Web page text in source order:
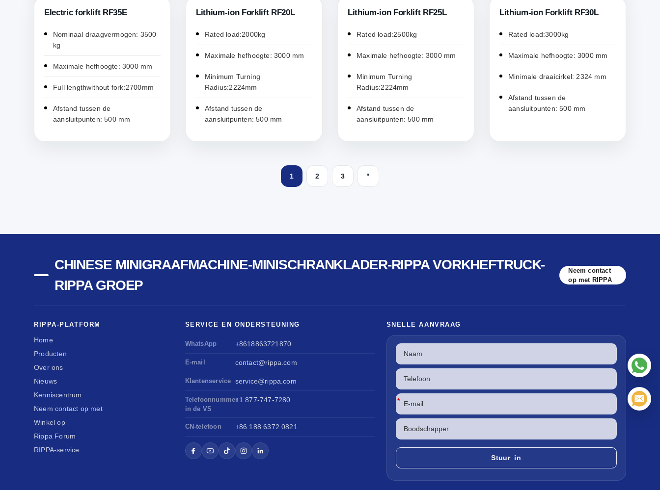
Electric forklift RF35E
Nominaal draagvermogen: 3500
kg
Maximale hefhoogte: 3000 mm
Full lengthwithout fork:2700mm
Afstand tussen de
aansluitpunten: 500 mm
Lithium-ion Forklift RF20L
Rated load:2000kg
Maximale hefhoogte: 3000 mm
Minimum Turning
Radius:2224mm
Afstand tussen de
aansluitpunten: 500 mm
Lithium-ion Forklift RF25L
Rated load:2500kg
Maximale hefhoogte: 3000 mm
Minimum Turning
Radius:2224mm
Afstand tussen de
aansluitpunten: 500 mm
Lithium-ion Forklift RF30L
Rated load:3000kg
Maximale hefhoogte: 3000 mm
Minimale draaicirkel: 2324 mm
Afstand tussen de
aansluitpunten: 500 mm
1 2 3 "
CHINESE MINIGRAAFMACHINE-MINISCHRANKLADER-RIPPA VORKHEFTRUCK-
RIPPA GROEP
Neem contact
op met RIPPA
RIPPA-PLATFORM
Home
Producten
Over ons
Nieuws
Kenniscentrum
Neem contact op met
Winkel op
Rippa Forum
RIPPA-service
SERVICE EN ONDERSTEUNING
WhatsApp +8618863721870
E-mail contact@rippa.com
Klantenservice service@rippa.com
Telefoonnummer
in de VS
+1 877-747-7280
CN-telefoon +86 188 6372 0821
SNELLE AANVRAAG
*